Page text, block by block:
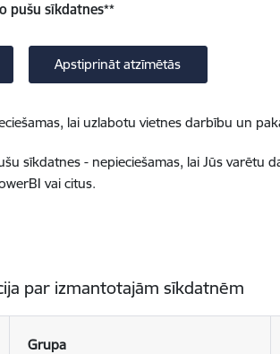
pušu sīkdatnes**
Apstiprināt atzīmētās
lai uzlabotu vietnes darbību un
sīkdatnes - nepieciešamas, lai Jūs varētu
vai citus.
par izmantotajām sīkdatnēm
Grupa